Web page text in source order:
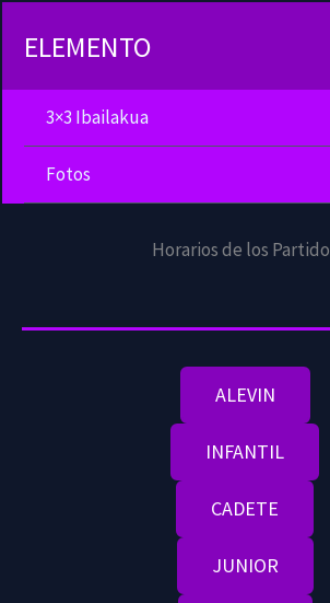
ELEMENTO
3×3 Ibailakua
Fotos
Horarios de los
ALEVIN
INFANTIL
CADETE
JUNIOR